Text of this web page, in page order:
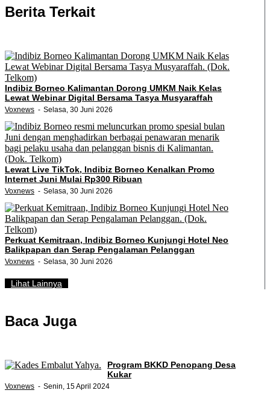
Berita Terkait
Indibiz Borneo Kalimantan Dorong UMKM Naik Kelas
Lewat Webinar Digital Bersama Tasya Musyaraffah
Voxnews Selasa, 30 Juni 2026
Lewat Live TikTok, Indibiz Borneo Kenalkan Promo
Internet Juni Mulai Rp300 Ribuan
Voxnews Selasa, 30 Juni 2026
Perkuat Kemitraan, Indibiz Borneo Kunjungi Hotel Neo
Balikpapan dan Serap Pengalaman Pelanggan
Voxnews Selasa, 30 Juni 2026
Lihat Lainnya
Baca Juga
Program BKKD Penopang Desa
Kukar
Voxnews Senin, 15 April 2024